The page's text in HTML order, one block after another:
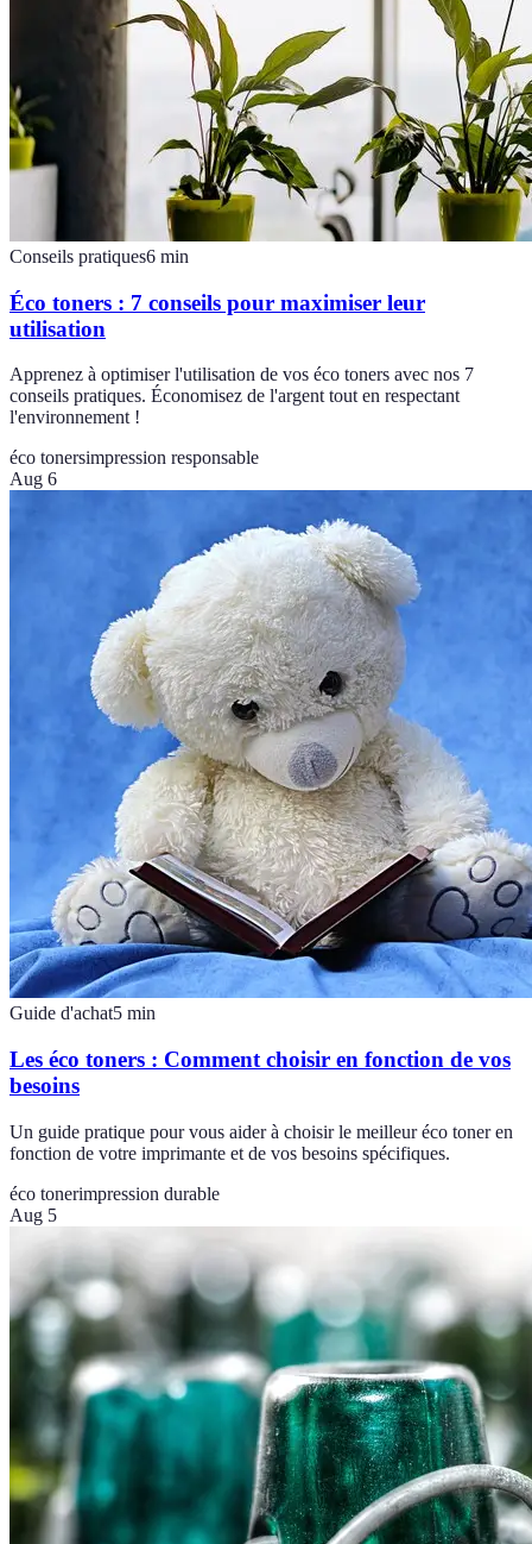
Conseils pratiques6 min
Éco toners : 7 conseils pour maximiser leur
utilisation
Apprenez à optimiser l'utilisation de vos éco toners avec nos 7
conseils pratiques. Économisez de l'argent tout en respectant
l'environnement !
éco tonersimpression responsable
Aug 6
Guide d'achat5 min
Les éco toners : Comment choisir en fonction de vos
besoins
Un guide pratique pour vous aider à choisir le meilleur éco toner en
fonction de votre imprimante et de vos besoins spécifiques.
éco tonerimpression durable
Aug 5